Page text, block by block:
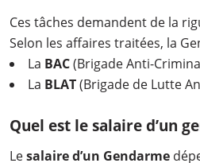
Ces tâches demandent de la
Selon les affaires traitées, la
La BAC(Brigade Anti-
La BLAT(Brigade de Lutte
Quel est le salaire d’un
Lesalaire d’un Gendarme